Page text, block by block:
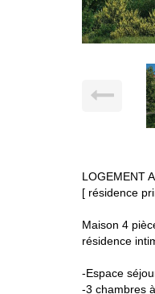
LOGEMENT
[ résidence
Maison 4
résidence
-Espace
-3 chambres